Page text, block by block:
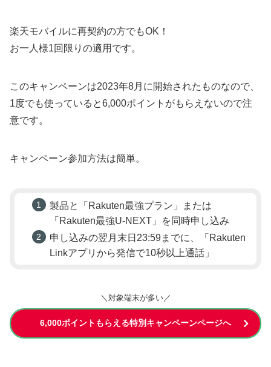
楽天モバイルに再契約の方でもOK！
お一人様1回限りの適用です。
このキャンペーンは2023年8月に開始されたものなので、
1度でも使っていると6,000ポイントがもらえないので注
意です。
キャンペーン参加方法は簡単。
製品と「Rakuten最強プラン」または
「Rakuten最強U-NEXT」を同時申し込み
申し込みの翌月末日23:59までに、「Rakuten
Linkアプリから発信で10秒以上通話」
＼対象端末が多い／
6,000ポイントもらえる特別キャンペーンページへ